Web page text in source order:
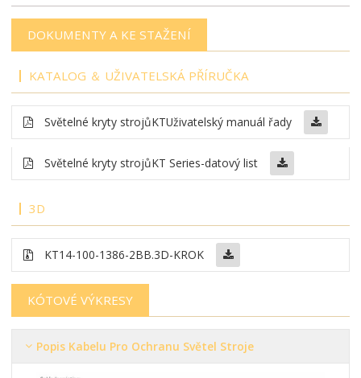
DOKUMENTY A KE STAŽENÍ
KATALOG ＆ UŽIVATELSKÁ PŘÍRUČKA
Světelné kryty strojůKTUživatelský manuál řady
Světelné kryty strojůKT Series-datový list
3D
KT14-100-1386-2BB.3D-KROK
KÓTOVÉ VÝKRESY
Popis Kabelu Pro Ochranu Světel Stroje